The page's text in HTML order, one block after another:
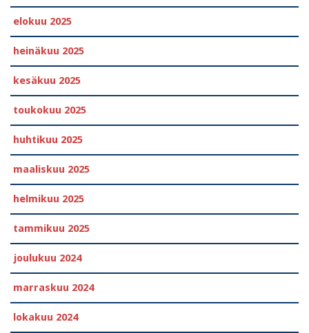
elokuu 2025
heinäkuu 2025
kesäkuu 2025
toukokuu 2025
huhtikuu 2025
maaliskuu 2025
helmikuu 2025
tammikuu 2025
joulukuu 2024
marraskuu 2024
lokakuu 2024